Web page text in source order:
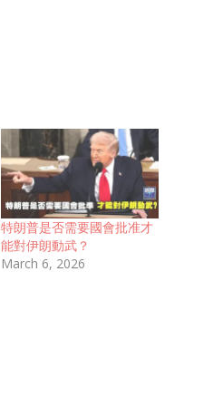
特朗普是否需要國會批准才
能對伊朗動武？
March 6, 2026